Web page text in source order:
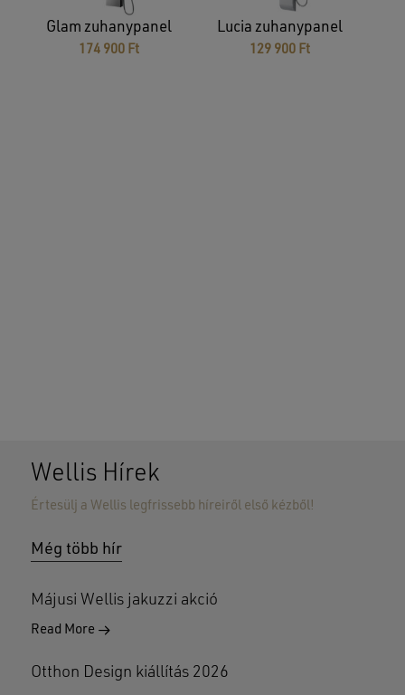
Glam zuhanypanel
174 900 Ft
Lucia zuhanypanel
129 900 Ft
Wellis Hírek
Értesülj a Wellis legfrissebb híreiről első kézből!
Még több hír
Májusi Wellis jakuzzi akció
Read More
Otthon Design kiállítás 2026